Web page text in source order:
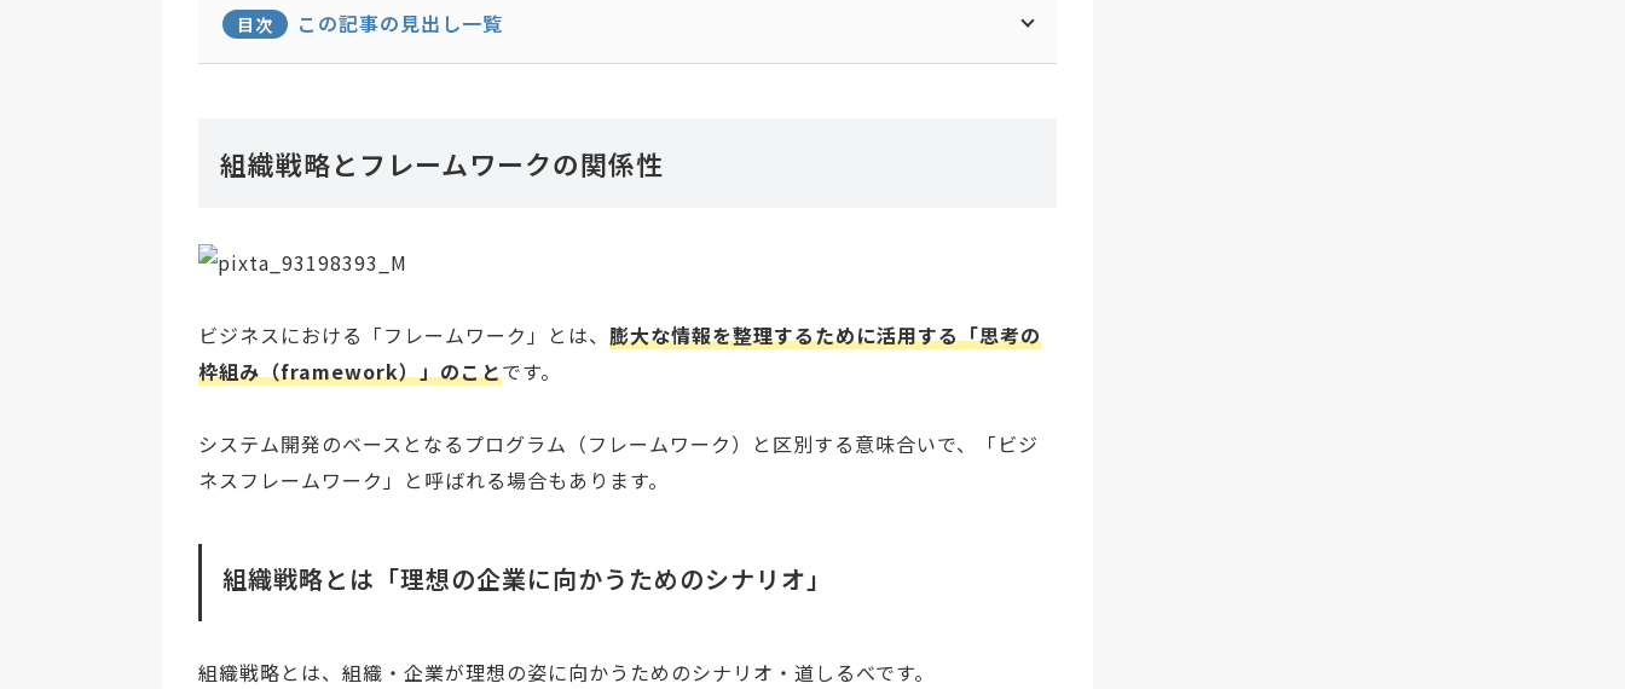
化、成果を上げる営業の仕組み作り、採用〜組織の構築、Webマーケティングを主軸とした
売れる仕組み作り、業務システムの導入・運用、融資を中心とした資金調達〜財務のコンサ
ルティングを得意としている。
目次 この記事の見出し一覧
組織戦略とフレームワークの関係性
ビジネスにおける「フレームワーク」とは、 膨大な情報を整理するために活用する「思考の
枠組み（framework）」のことです。
システム開発のベースとなるプログラム（フレームワーク）と区別する意味合いで、「ビジ
ネスフレームワーク」と呼ばれる場合もあります。
組織戦略とは「理想の企業に向かうためのシナリオ」
組織戦略とは、組織・企業が理想の姿に向かうためのシナリオ・道しるべです。